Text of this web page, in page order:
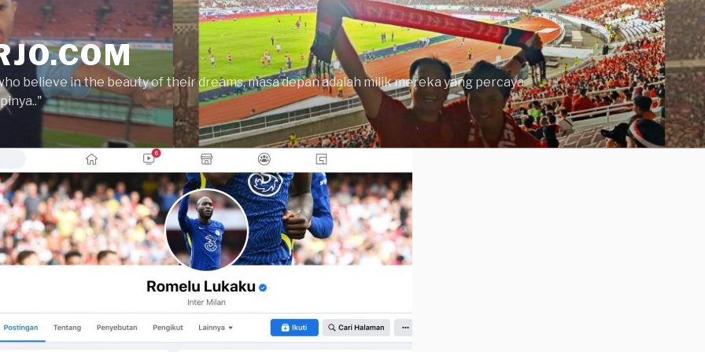
believe in the beauty of their dreams, masa depan adalah milik mereka yang percaya